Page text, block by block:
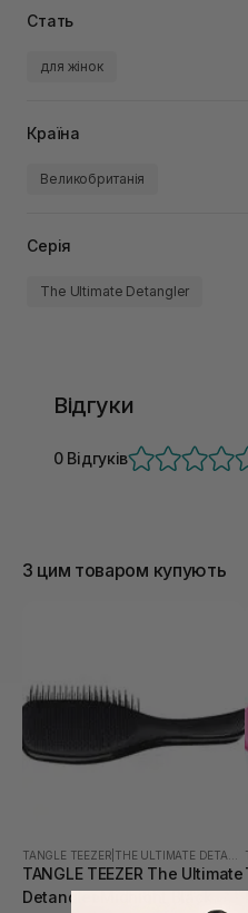
Стать
для жінок
Країна
Великобританія
Серія
The Ultimate Detangler
Відгуки
0 Відгуків
З цим товаром купують
TANGLE TEEZER
TANGLE TEEZER The Ultimate
Detangler Midnight Black